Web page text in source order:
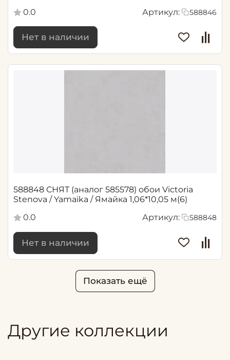
0.0
Артикул: 588846
Нет в наличии
588848 СНЯТ (аналог 585578) обои Victoria
Stenova / Yamaika / Ямайка 1,06*10,05 м(6)
0.0
Артикул: 588848
Нет в наличии
Показать ещё
Другие коллекции